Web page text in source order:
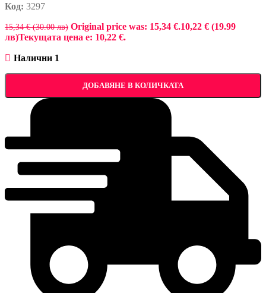
Код: 3297
15,34 € (30.00 лв) Original price was: 15,34 €.10,22 € (19.99
лв)Текущата цена е: 10,22 €.
Налични 1
ДОБАВЯНЕ В КОЛИЧКАТА